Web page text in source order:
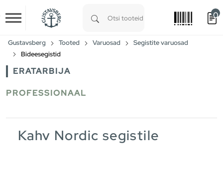
Skip to main content
0
Gustavsberg Tooted Varuosad
Segistite varuosad
Bideesegistid
ERATARBIJA
PROFESSIONAAL
Kahv Nordic segistile